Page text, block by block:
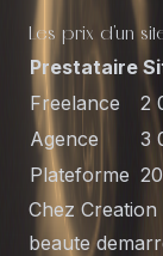
Les prix d'un
Prestataire
Freelance
2
Agence
3
Plateforme
Chez
beaute